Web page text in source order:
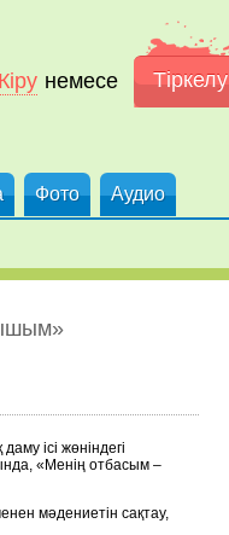
Кіру немесе Тіркелу
Фото Аудио
ісі жөніндегі
«Менің отбасым –
мәдениетін сақтау,